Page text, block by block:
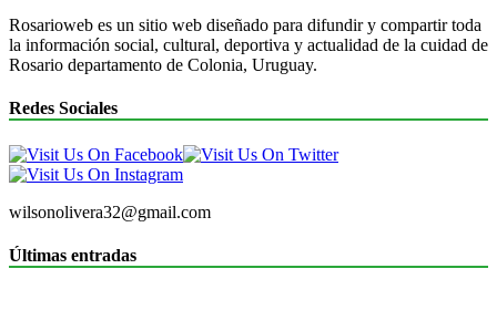
Rosarioweb es un sitio web diseñado para difundir y compartir toda
la información social, cultural, deportiva y actualidad de la cuidad de
Rosario departamento de Colonia, Uruguay.
Redes Sociales
wilsonolivera32@gmail.com
Últimas entradas